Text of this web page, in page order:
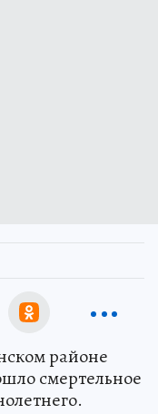
районе
смертельное